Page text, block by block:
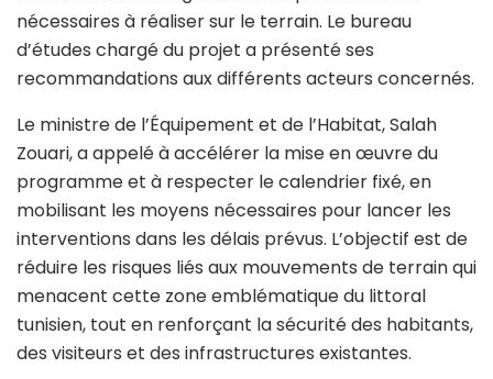
nécessaires à réaliser sur le terrain. Le bureau
d’études chargé du projet a présenté ses
recommandations aux différents acteurs concernés.
Le ministre de l’Équipement et de l’Habitat, Salah
Zouari, a appelé à accélérer la mise en œuvre du
programme et à respecter le calendrier fixé, en
mobilisant les moyens nécessaires pour lancer les
interventions dans les délais prévus. L’objectif est de
réduire les risques liés aux mouvements de terrain qui
menacent cette zone emblématique du littoral
tunisien, tout en renforçant la sécurité des habitants,
des visiteurs et des infrastructures existantes.